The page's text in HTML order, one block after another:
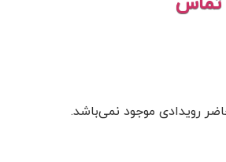
رویدادی موجود نمی‌باشد.